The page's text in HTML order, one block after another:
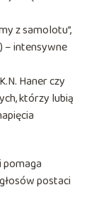
z samolotu”,
– intensywne
Haner czy
którzy lubią
postaci